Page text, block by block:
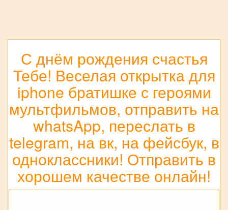
С днём рождения счастья
Тебе! Веселая открытка для
iphone братишке с героями
мультфильмов, отправить на
whatsApp, переслать в
telegram, на вк, на фейсбук, в
одноклассники! Отправить в
хорошем качестве онлайн!